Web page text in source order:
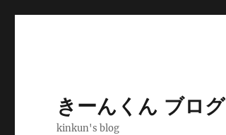
きーんくん ブログ
kinkun's blog